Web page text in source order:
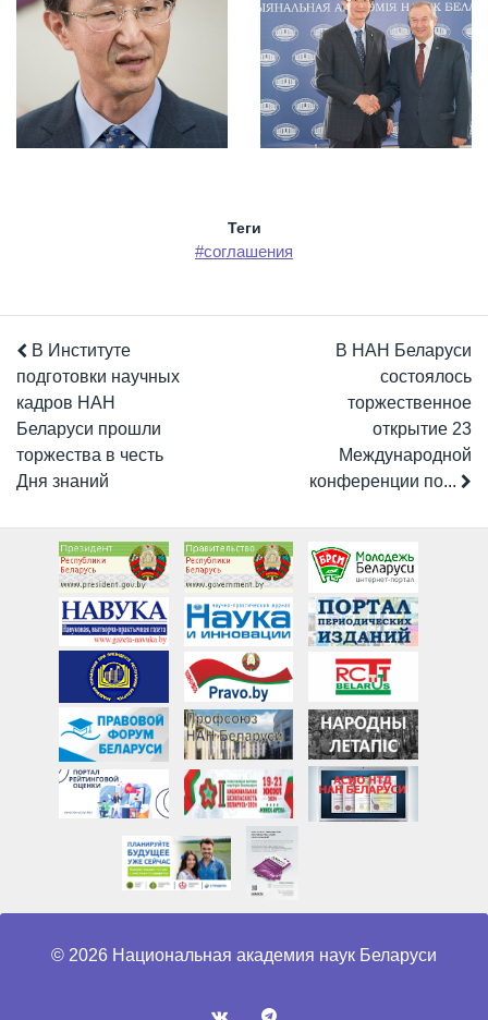
Теги
#соглашения
В Институте
подготовки научных
кадров НАН
Беларуси прошли
торжества в честь
Дня знаний
В НАН Беларуси
состоялось
торжественное
открытие 23
Международной
конференции по...
© 2026 Национальная академия наук Беларуси